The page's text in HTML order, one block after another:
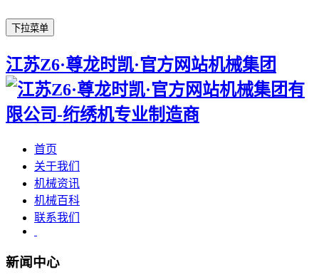
下拉菜单
江苏Z6·尊龙时凯·官方网站机械集团
首页
关于我们
机械资讯
机械百科
联系我们
新闻中心